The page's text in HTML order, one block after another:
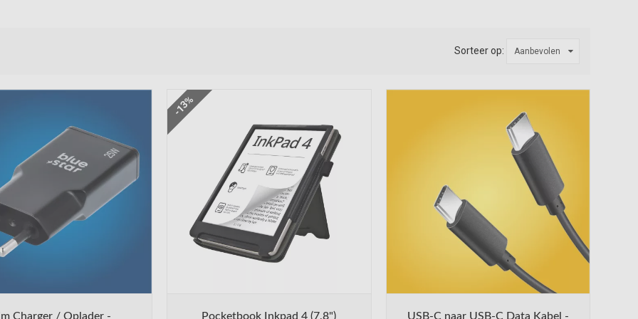
Sorteer op: Aanbevolen
Charger / Oplader -
-13%
Pocketbook Inkpad 4 (7,8")
USB-C naar USB-C Data Kabel -